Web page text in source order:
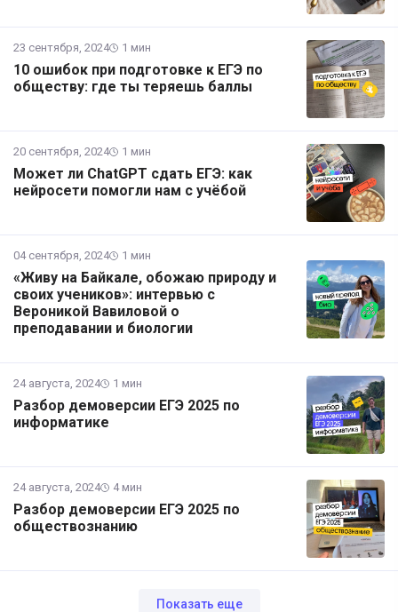
23 сентября, 2024 1 мин
10 ошибок при подготовке к ЕГЭ по
обществу: где ты теряешь баллы
20 сентября, 2024 1 мин
Может ли ChatGPT сдать ЕГЭ: как
нейросети помогли нам с учёбой
04 сентября, 2024 1 мин
«Живу на Байкале, обожаю природу и
своих учеников»: интервью с
Вероникой Вавиловой о
преподавании и биологии
24 августа, 2024 1 мин
Разбор демоверсии ЕГЭ 2025 по
информатике
24 августа, 2024 4 мин
Разбор демоверсии ЕГЭ 2025 по
обществознанию
Показать еще